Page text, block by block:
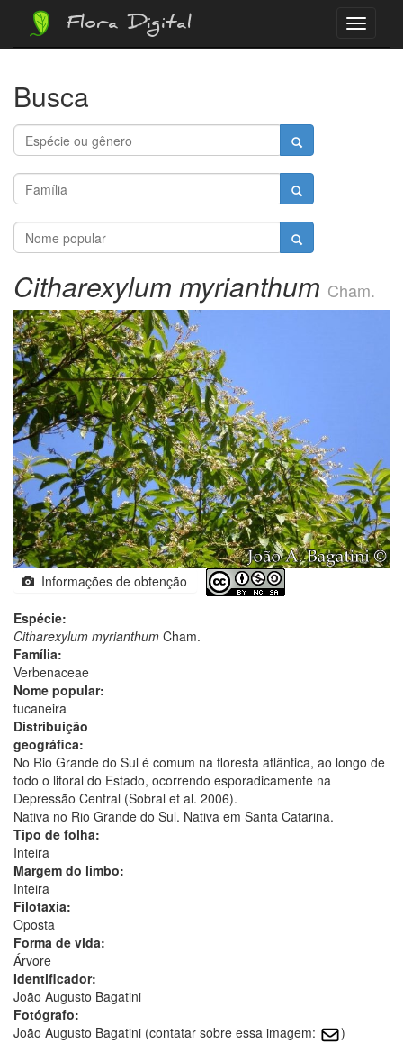
Menu
Flora Digital
Busca
Citharexylum myrianthum Cham.
Informações de obtenção
Espécie:
Citharexylum myrianthum Cham.
Família:
Verbenaceae
Nome popular:
tucaneira
Distribuição
geográfica:
No Rio Grande do Sul é comum na floresta atlântica, ao longo de
todo o litoral do Estado, ocorrendo esporadicamente na
Depressão Central (Sobral et al. 2006).
Nativa no Rio Grande do Sul. Nativa em Santa Catarina.
Tipo de folha:
Inteira
Margem do limbo:
Inteira
Filotaxia:
Oposta
Forma de vida:
Árvore
Identificador:
João Augusto Bagatini
Fotógrafo:
João Augusto Bagatini (contatar sobre essa imagem:
)